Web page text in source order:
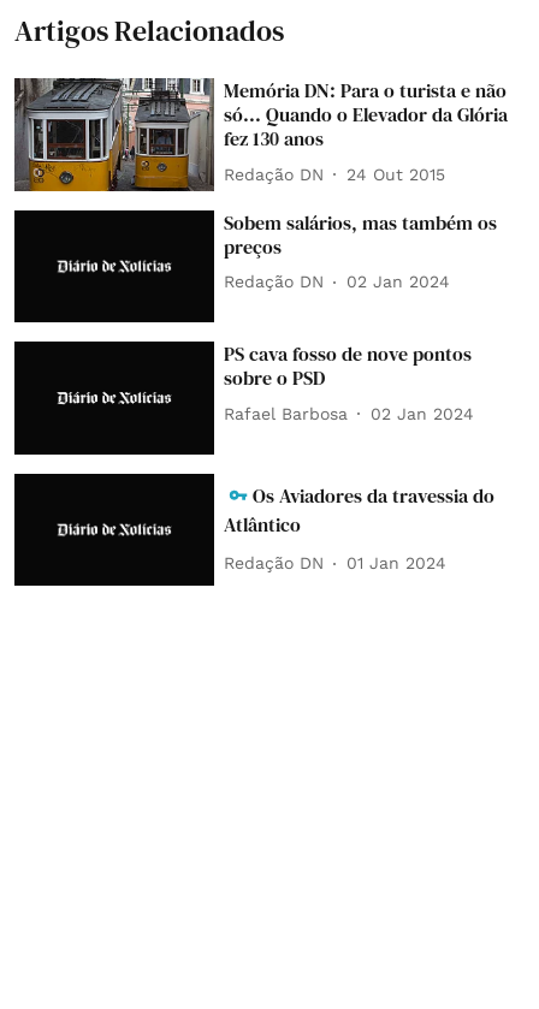
Artigos Relacionados
Memória DN: Para o turista e não
só... Quando o Elevador da Glória
fez 130 anos
Redação DN 24 Out 2015
Sobem salários, mas também os
preços
Redação DN 02 Jan 2024
PS cava fosso de nove pontos
sobre o PSD
Rafael Barbosa 02 Jan 2024
Os Aviadores da travessia do
Atlântico
Redação DN 01 Jan 2024